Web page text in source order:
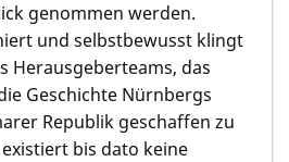
genommen werden.
und selbstbewusst klingt
Herausgeberteams, das
Geschichte Nürnbergs
Republik geschaffen zu
bis dato keine